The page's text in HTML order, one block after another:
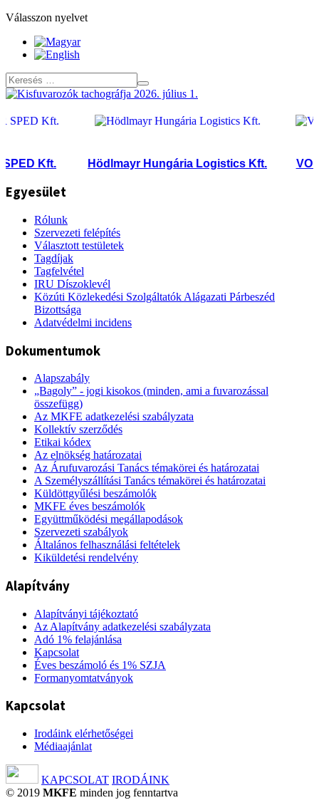
Válasszon nyelvet
Kft. Hödlmayr Hungária Logistics Kft.
Egyesület
Rólunk
Szervezeti felépítés
Választott testületek
Tagdíjak
Tagfelvétel
IRU Díszoklevél
Közúti Közlekedési Szolgáltatók Alágazati Párbeszéd
Bizottsága
Adatvédelmi incidens
Dokumentumok
Alapszabály
„Bagoly” - jogi kisokos (minden, ami a fuvarozással
összefügg)
Az MKFE adatkezelési szabályzata
Kollektív szerződés
Etikai kódex
Az elnökség határozatai
Az Árufuvarozási Tanács témakörei és határozatai
A Személyszállítási Tanács témakörei és határozatai
Küldöttgyűlési beszámolók
MKFE éves beszámolók
Együttműködési megállapodások
Szervezeti szabályok
Általános felhasználási feltételek
Kiküldetési rendelvény
Alapítvány
Alapítványi tájékoztató
Az Alapítvány adatkezelési szabályzata
Adó 1% felajánlása
Kapcsolat
Éves beszámoló és 1% SZJA
Formanyomtatványok
Kapcsolat
Irodáink elérhetőségei
Médiaajánlat
KAPCSOLAT IRODÁINK
© 2019 MKFE minden jog fenntartva